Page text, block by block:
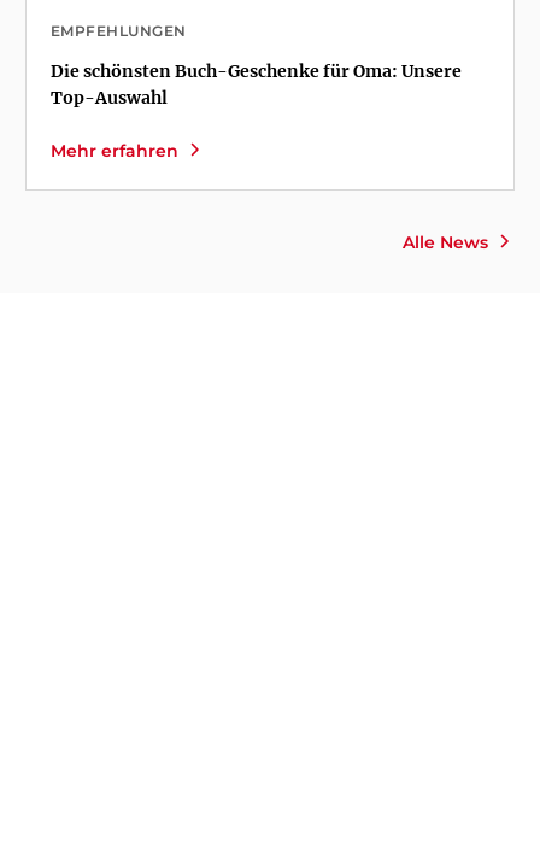
Alle News
EMPFEHLUNGEN
Die schönsten Buch-Geschenke für Oma: Unsere
Top-Auswahl
Mehr erfahren